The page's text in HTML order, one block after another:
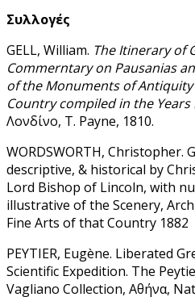
Συλλογές
GELL, William. The Itinerary of
Commerntary on Pausanias
of the Monuments of
Country compiled in the Years
Λονδίνο, T. Payne, 1810.
WORDSWORTH, Christopher.
descriptive, & historical by
Lord Bishop of Lincoln, with
illustrative of the Scenery,
Fine Arts of that Country 1882
PEYTIER, Eugène. Liberated
Scientific Expedition. The
Vagliano Collection, Αθήνα,